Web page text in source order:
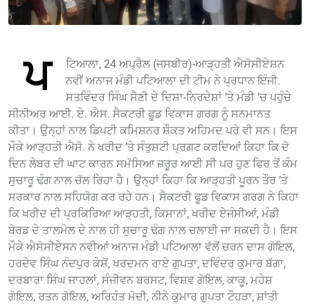
ਪ
ਟਿਆਲਾ, 24 ਅਪ੍ਰੈਲ (ਜਸਬੀਰ)-ਆੜ੍ਹਤੀ ਐਸੋਸੀਏਸ਼ਨ
ਨਵੀਂ ਅਨਾਜ ਮੰਡੀ ਪਟਿਆਲਾ ਦੀ ਟੀਮ ਨੇ ਪ੍ਰਧਾਨ ਇੰਜੀ.
ਸਤਵਿੰਦਰ ਸਿੰਘ ਸੈਣੀ ਦੇ ਦਿਸ਼ਾ-ਨਿਰਦੇਸ਼ਾਂ ’ਤੇ ਮੰਡੀ ’ਚ ਪਹੁੰਚੇ
ਸੀਨੀਅਰ ਆਈ. ਏ. ਐਸ. ਸੈਕਟਰੀ ਫੂਡ ਵਿਕਾਸ ਗਰਗ ਨੂੰ ਸਨਮਾਨਤ
ਕੀਤਾ। ਉਨ੍ਹਾਂ ਨਾਲ ਡਿਪਟੀ ਕਮਿਸ਼ਨਰ ਸ਼ੌਕਤ ਅਹਿਮਦ ਪਰੇ ਵੀ ਸਨ। ਇਸ
ਮੌਕੇ ਆੜ੍ਹਤੀ ਐਸੋ. ਨੇ ਖਰੀਦ ’ਤੇ ਸੰਤੁਸ਼ਟੀ ਪ੍ਰਗਟ ਕਰਦਿਆਂ ਕਿਹਾ ਕਿ ਦੋ
ਦਿਨ ਲੇਬਰ ਦੀ ਘਾਟ ਕਾਰਨ ਸਮੱਸਿਆ ਜ਼ਰੂਰ ਆਈ ਸੀ ਪਰ ਹੁਣ ਫਿਰ ਤੋਂ ਕੰਮ
ਸੁਚਾਰੂ ਢੰਗ ਨਾਲ ਚੱਲ ਰਿਹਾ ਹੈ। ਉਨ੍ਹਾਂ ਕਿਹਾ ਕਿ ਆੜ੍ਹਤੀ ਪੂਰਨ ਤੌਰ ’ਤੇ
ਸਰਕਾਰ ਨਾਲ ਸਹਿਯੋਗ ਕਰ ਰਹੇ ਹਨ। ਸੈਕਟਰੀ ਫੂਡ ਵਿਕਾਸ ਗਰਗ ਨੇ ਕਿਹਾ
ਕਿ ਖਰੀਦ ਦੀ ਪ੍ਰਕਿਰਿਆ ਆੜ੍ਹਤੀ, ਕਿਸਾਨਾਂ, ਖਰੀਦ ਏਜੰਸੀਆਂ, ਮੰਡੀ
ਬੋਰਡ ਦੇ ਤਾਲਮੇਲ ਦੇ ਨਾਲ ਹੀ ਸੁਚਾਰੂ ਢੰਗ ਨਾਲ ਚਲਾਈ ਜਾ ਸਕਦੀ ਹੈ। ਇਸ
ਮੌਕੇ ਐਸੋਸੀਏਸਨ ਨਵੀਆਂ ਅਨਾਜ ਮੰਡੀ ਪਟਿਆਲਾ ਵੱਲੋਂ ਚਰਨ ਦਾਸ ਗੋਇਲ,
ਹਰਦੇਵ ਸਿੰਘ ਨੰਦਪੁਰ ਕੇਸ਼ੋਂ, ਖਰਦਮਨ ਰਾਏ ਗੁਪਤਾ, ਦਵਿੰਦਰ ਕੁਮਾਰ ਬੱਗਾ,
ਦਰਬਾਰਾ ਸਿੰਘ ਜਾਹਲਾਂ, ਸੰਜੀਵਨ ਬਰਸਟ, ਵਿਸ਼ਵ ਗੋਇਲ, ਕਾਕੂ, ਮਹੇਸ਼
ਗੋਇਲ, ਰਤਨ ਗੋਇਲ, ਅਰਿਹੰਤ ਮੋਦੀ, ਨੀਨੇ ਕੁਮਾਰ ਗੁਪਤਾ ਟੌਹੜਾ, ਸ਼ਾਂਤੀ